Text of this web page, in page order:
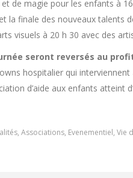
de magie pour les enfants à
la finale des nouveaux talents
visuels à 20 h 30 avec des
seront reversés au
hospitalier qui
d’aide aux enfants atteint
, Associations, Evenementiel, Vie